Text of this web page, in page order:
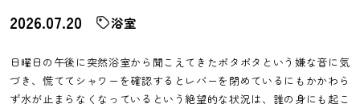
2026.07.20 浴室
日曜日の午後に突然浴室から聞こえてきたポタポタという嫌な音に気
づき、慌ててシャワーを確認するとレバーを閉めているにもかかわら
ず水が止まらなくなっているという絶望的な状況は、誰の身にも起こ